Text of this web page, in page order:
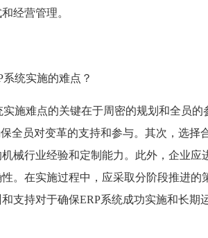
经营管理。
统实施的难点？
实施难点的关键在于周密的规划和全员
全员对变革的支持和参与。其次，选择
械行业经验和定制能力。此外，企业应
。在实施过程中，应采取分阶段推进的
支持对于确保ERP系统成功实施和长期